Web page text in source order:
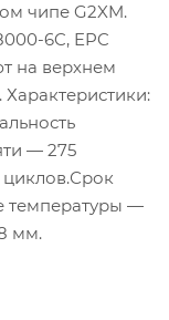
чипе G2XM.
6C, EPC
на верхнем
— 275
циклов.Срок
температуры —
мм.